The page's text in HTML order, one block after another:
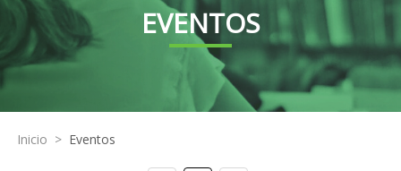
EVENTOS
Inicio > Eventos